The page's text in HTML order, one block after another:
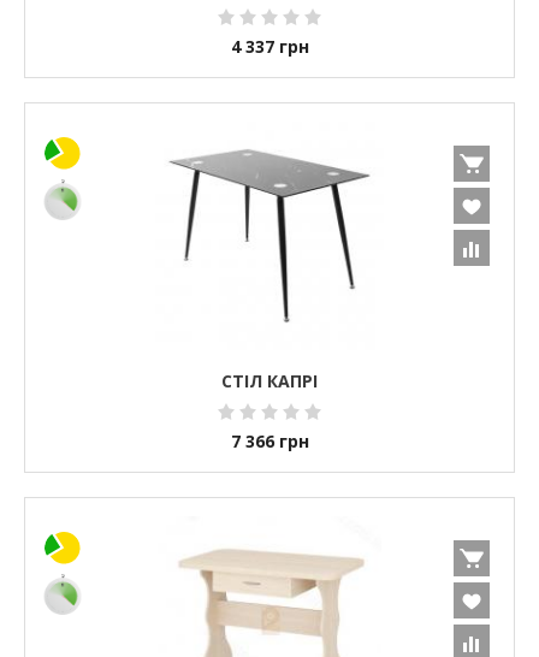
4 337 грн
СТІЛ КАПРІ
7 366 грн